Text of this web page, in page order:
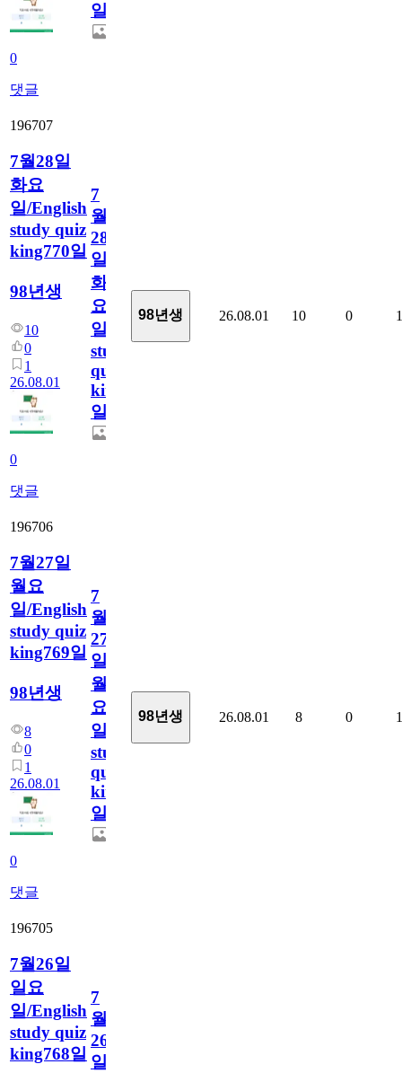
0
댓글
일
196707
7월28일
화요
일/English
study quiz
king770일
98년생
10
0
1
26.08.01
0
댓글
7
월
28
일
화
요
일/English
study
quiz
king770
일
98년생 26.08.01 10 0 1
196706
7월27일
월요
일/English
study quiz
king769일
98년생
8
0
1
26.08.01
0
댓글
7
월
27
일
월
요
일/English
study
quiz
king769
일
98년생 26.08.01 8 0 1
196705
7월26일
일요
일/English
study quiz
king768일
7
월
26
일